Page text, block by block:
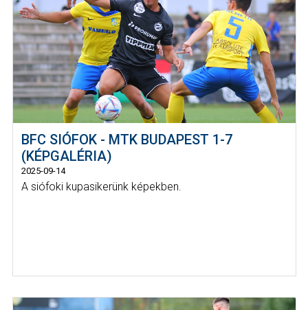
BFC SIÓFOK - MTK BUDAPEST 1-7
(KÉPGALÉRIA)
2025-09-14
A siófoki kupasikerünk képekben.